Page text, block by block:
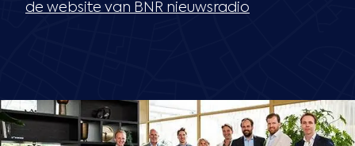
de website van BNR nieuwsradio